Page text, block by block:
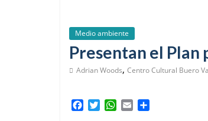
Medio ambiente
Presentan el
Adrian Woods, Centro Cultural Buero
W